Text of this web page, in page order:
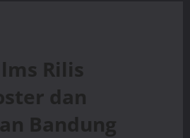
Rilis
dan
Bandung